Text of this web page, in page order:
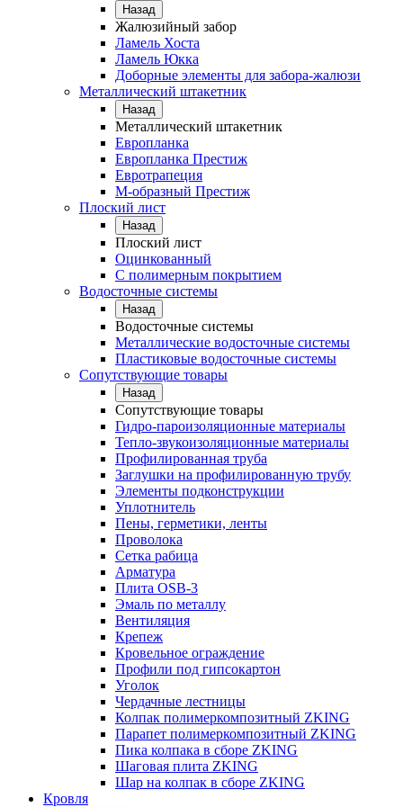
Назад
Жалюзийный забор
Ламель Хоста
Ламель Юкка
Доборные элементы для забора-жалюзи
Металлический штакетник
Назад
Металлический штакетник
Европланка
Европланка Престиж
Евротрапеция
М-образный Престиж
Плоский лист
Назад
Плоский лист
Оцинкованный
С полимерным покрытием
Водосточные системы
Назад
Водосточные системы
Металлические водосточные системы
Пластиковые водосточные системы
Сопутствующие товары
Назад
Сопутствующие товары
Гидро-пароизоляционные материалы
Тепло-звукоизоляционные материалы
Профилированная труба
Заглушки на профилированную трубу
Элементы подконструкции
Уплотнитель
Пены, герметики, ленты
Проволока
Сетка рабица
Арматура
Плита OSB-3
Эмаль по металлу
Вентиляция
Крепеж
Кровельное ограждение
Профили под гипсокартон
Уголок
Чердачные лестницы
Колпак полимеркомпозитный ZKING
Парапет полимеркомпозитный ZKING
Пика колпака в сборе ZKING
Шаговая плита ZKING
Шар на колпак в сборе ZKING
Кровля